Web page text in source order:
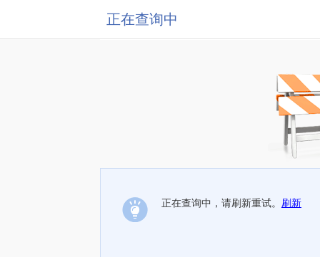
正在查询中
正在查询中，请刷新重试。 刷新